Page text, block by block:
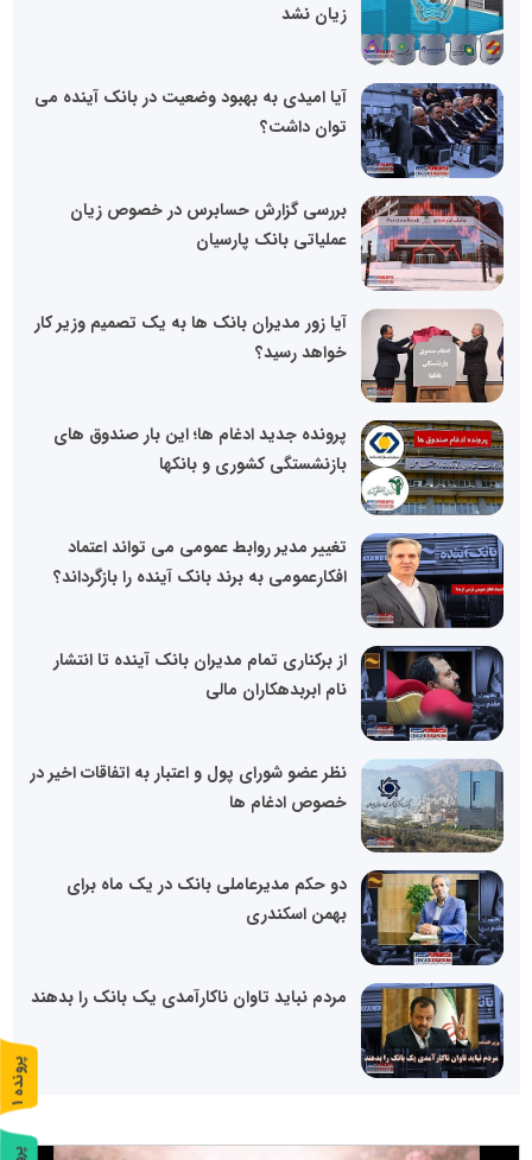
زیان نشد
آیا امیدی به بهبود وضعیت در بانک آینده می
توان داشت؟
بررسی گزارش حسابرس در خصوص زیان
عملیاتی بانک پارسیان
آیا زور مدیران بانک ها به یک تصمیم وزیر کار
خواهد رسید؟
پرونده جدید ادغام ها؛ این بار صندوق های
بازنشستگی کشوری و بانکها
تغییر مدیر روابط عمومی می تواند اعتماد
افکارعمومی به برند بانک آینده را بازگرداند؟
از برکناری تمام مدیران بانک آینده تا انتشار
نام ابربدهکاران مالی
نظر عضو شورای پول و اعتبار به اتفاقات اخیر در
خصوص ادغام ها
دو حکم مدیرعاملی بانک در یک ماه برای
بهمن اسکندری
مردم نباید تاوان ناکارآمدی یک بانک را بدهند
پ
ر
و
ن
د
ه
1